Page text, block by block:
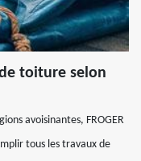
toiture selon
avoisinantes, FROGER
tous les travaux de